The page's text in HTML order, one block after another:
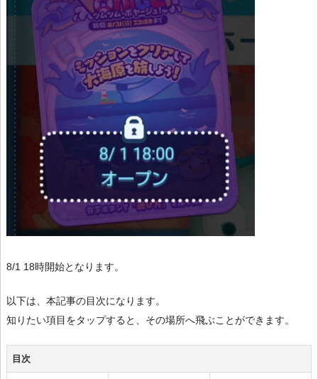
8/1 18時開始となります。
以下は、本記事の目次になります。
知りたい項目をタップすると、その場所へ飛ぶことができます。
目次